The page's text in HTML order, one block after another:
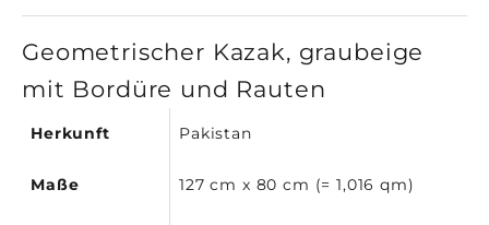
Geometrischer Kazak, graubeige
mit Bordüre und Rauten
Herkunft Pakistan
Maße 127 cm x 80 cm (= 1,016 qm)